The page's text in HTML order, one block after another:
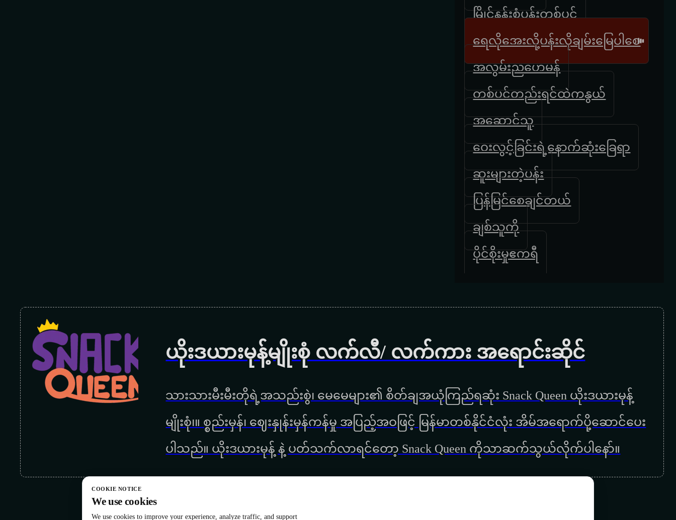
မြိုင်နန်းစံပန်းတစ်ပွင့်
ရေလိုအေးလို့ပန်းလိုချမ်းမြေပါစေ
အလွမ်းညဟေမန်
တစ်ပင်တည်းရင်ထဲကနွယ်
အဆောင်သူ
ဝေးလွင့်ခြင်းရဲ့နောက်ဆုံးခြေရာ
ဆူးများတဲ့ပန်း
ပြန်မြင်စေချင်တယ်
ချစ်သူကို
ပိုင်စိုးမှုဧကရီ
ယိုးဒယားမုန့်မျိုးစုံ လက်လီ/ လက်ကား အရောင်းဆိုင်
သားသားမီးမီးတိုရဲ့အသည်းစွဲ၊ မေမေများ၏ စိတ်ချအယုံကြည်ရဆုံး Snack Queen ယိုးဒယားမုန့်
မျိုးစုံ၊။ စ္စည်းမှန်၊ ‌ဈေးနှုန်းမှန်ကန်မှု အပြည့်အဝဖြင့် မြန်မာတစ်နိုင်ငံလုံး အိမ်အရောက်ပို့ဆောင်ပေး
ပါသည်။ ယိုးဒယားမုန့် နဲ့ ပတ်သက်လာရင်တော့ Snack Queen ကိုသာဆက်သွယ်လိုက်ပါနော်။
COOKIE NOTICE
We use cookies
We use cookies to improve your experience, analyze traffic, and support